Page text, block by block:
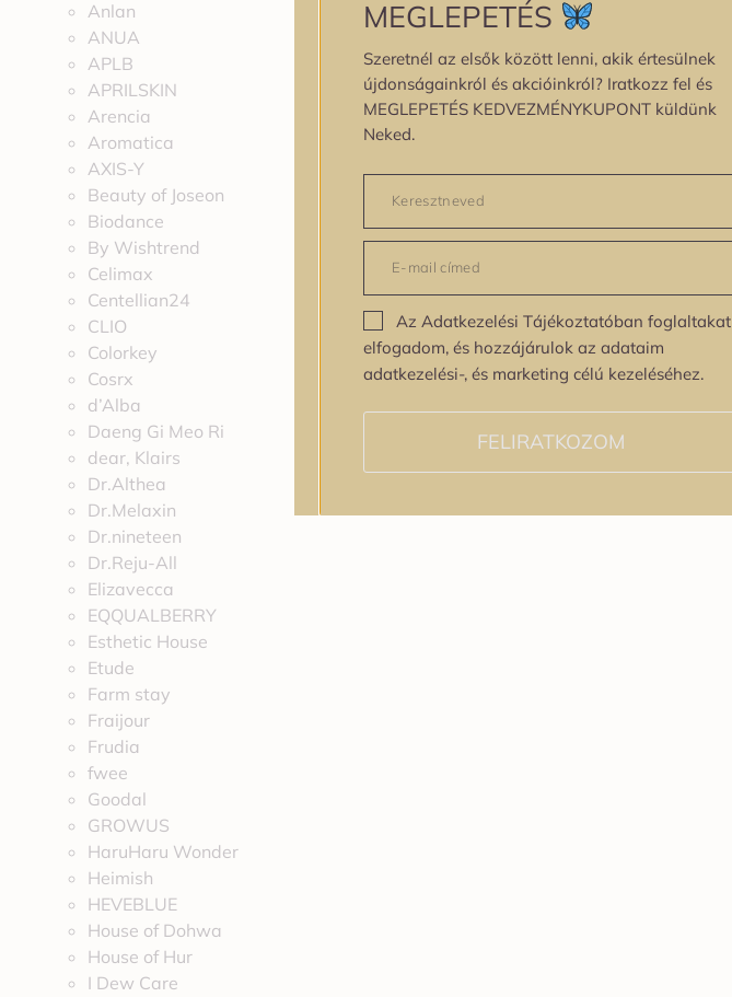
Anlan
ANUA
APLB
APRILSKIN
Arencia
Aromatica
AXIS-Y
Beauty of Joseon
Biodance
By Wishtrend
Celimax
Centellian24
CLIO
Colorkey
Cosrx
d’Alba
Daeng Gi Meo Ri
dear, Klairs
Dr.Althea
Dr.Melaxin
Dr.nineteen
Dr.Reju-All
Elizavecca
EQQUALBERRY
Esthetic House
Etude
Farm stay
Fraijour
Frudia
fwee
Goodal
GROWUS
HaruHaru Wonder
Heimish
HEVEBLUE
House of Dohwa
House of Hur
I Dew Care
MEGLEPETÉS
Szeretnél az elsők között lenni, akik értesülnek
újdonságainkról és akcióinkról? Iratkozz fel és
MEGLEPETÉS KEDVEZMÉNYKUPONT küldünk
Neked.
Az Adatkezelési Tájékoztatóban foglaltakat
elfogadom, és hozzájárulok az adataim
adatkezelési-, és marketing célú kezeléséhez.
FELIRATKOZOM